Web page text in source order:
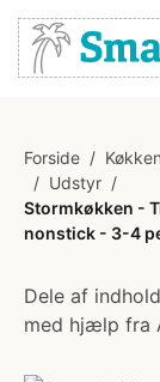
Forside /
/ Udstyr /
Stormkøkken -
nonstick - 3-4
Dele af
med hjælp fra